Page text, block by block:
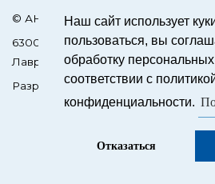
Наш сайт использует
пользоваться, вы
обработку
соответствии с
конфиденциальности.
Отказаться
© АНО Редакция журнала «ЭКО»
630090, Россия, Новосибирск, пр.
Лаврентьева, 17
Разработка сайтов на OJS –